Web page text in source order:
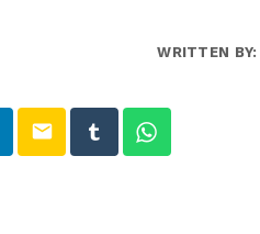
WRITTEN BY:
email